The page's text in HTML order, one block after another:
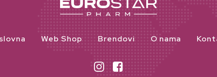
Web Shop Brendovi O nama